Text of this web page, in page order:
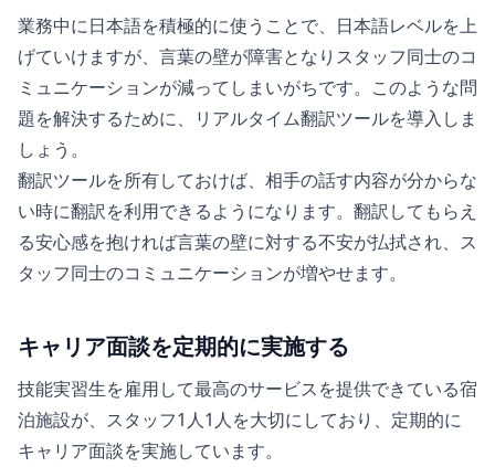
業務中に日本語を積極的に使うことで、日本語レベルを上
げていけますが、言葉の壁が障害となりスタッフ同士のコ
ミュニケーションが減ってしまいがちです。このような問
題を解決するために、リアルタイム翻訳ツールを導入しま
しょう。
翻訳ツールを所有しておけば、相手の話す内容が分からな
い時に翻訳を利用できるようになります。翻訳してもらえ
る安心感を抱ければ言葉の壁に対する不安が払拭され、ス
タッフ同士のコミュニケーションが増やせます。
キャリア面談を定期的に実施する
技能実習生を雇用して最高のサービスを提供できている宿
泊施設が、スタッフ1人1人を大切にしており、定期的に
キャリア面談を実施しています。